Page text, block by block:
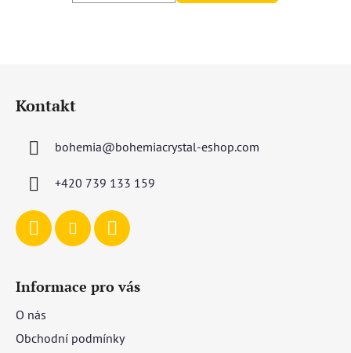
Kontakt
bohemia@bohemiacrystal-eshop.com
+420 739 133 159
Informace pro vás
O nás
Obchodní podmínky